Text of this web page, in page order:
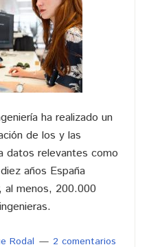
ha realizado un
de los y las
datos relevantes como
años España
al menos, 200.000
Rodal 2 comentarios